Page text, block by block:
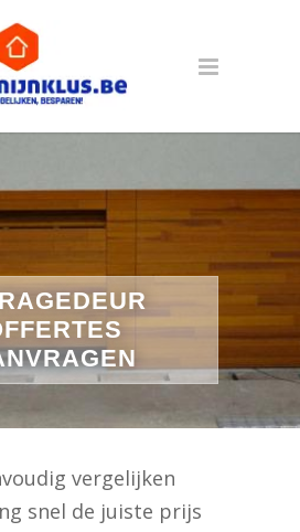
vergelijken
snel de juiste prijs